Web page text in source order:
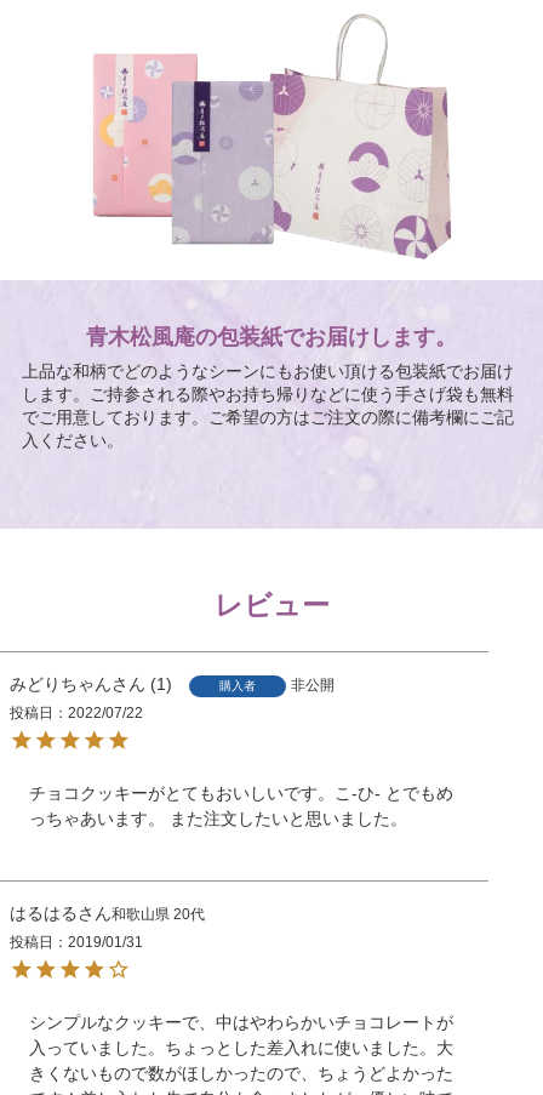
青木松風庵の包装紙でお届けします。
上品な和柄でどのようなシーンにもお使い頂ける包装紙でお届け
します。ご持参される際やお持ち帰りなどに使う手さげ袋も無料
でご用意しております。ご希望の方はご注文の際に備考欄にご記
入ください。
レビュー
みどりちゃん 1 購入者
非公開
投稿日
2022/07/22
チョコクッキーがとてもおいしいです。こ-ひ- とでもめ
っちゃあいます。 また注文したいと思いました。
はるはる 和歌山県 20代
投稿日
2019/01/31
シンプルなクッキーで、中はやわらかいチョコレートが
入っていました。ちょっとした差入れに使いました。大
きくないもので数がほしかったので、ちょうどよかった